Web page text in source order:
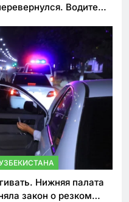
Водитель
Нижняя палата
закон о резком